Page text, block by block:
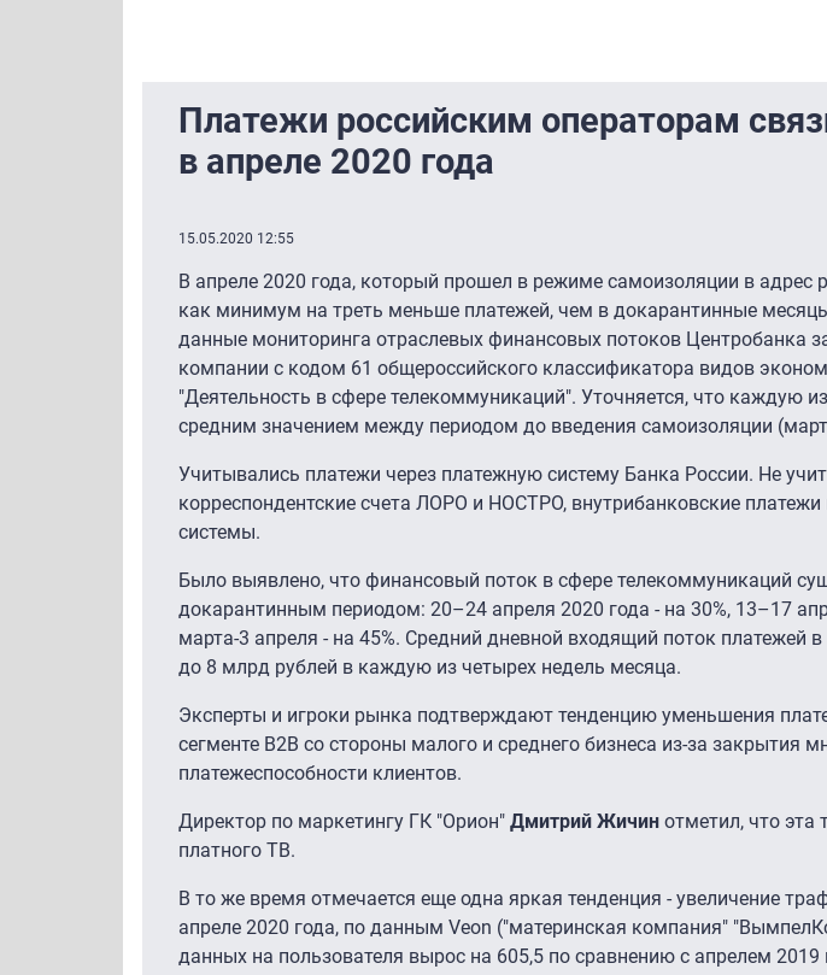
Платежи российским операторам
в апреле 2020 года
15.05.2020 12:55
В апреле 2020 года, который прошел в режиме самоизоляции в адрес
как минимум на треть меньше платежей, чем в докарантинные
данные мониторинга отраслевых финансовых потоков Центробанка
компании с кодом 61 общероссийского классификатора видов
"Деятельность в сфере телекоммуникаций". Уточняется, что каждую
средним значением между периодом до введения самоизоляции
Учитывались платежи через платежную систему Банка России. Не
корреспондентские счета ЛОРО и НОСТРО, внутрибанковские
системы.
Было выявлено, что финансовый поток в сфере телекоммуникаций
докарантинным периодом: 20–24 апреля 2020 года - на 30%, 13–17
марта-3 апреля - на 45%. Средний дневной входящий поток платежей
до 8 млрд рублей в каждую из четырех недель месяца.
Эксперты и игроки рынка подтверждают тенденцию уменьшения
сегменте B2B со стороны малого и среднего бизнеса из-за закрытия
платежеспособности клиентов.
Директор по маркетингу ГК "Орион" Дмитрий Жичин отметил, что эта
платного ТВ.
В то же время отмечается еще одна яркая тенденция - увеличение
апреле 2020 года, по данным Veon ("материнская компания"
данных на пользователя вырос на 605,5 по сравнению с апрелем 2019